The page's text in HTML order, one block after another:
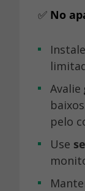
✅ No
Instale
Avalie
pelo
Use
Mantenha cortinas/persianas fechadas quando sair, evitando exposição de eletrônicos e objetos de